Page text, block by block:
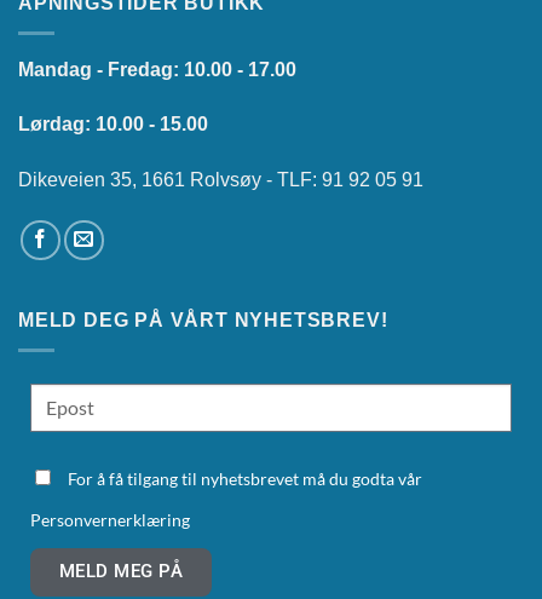
Mandag - Fredag: 10.00 - 17.00
Lørdag: 10.00 - 15.00
Dikeveien 35, 1661 Rolvsøy - TLF: 91 92 05 91
MELD DEG PÅ VÅRT NYHETSBREV!
For å få tilgang til nyhetsbrevet må du godta vår
Personvernerklæring
MELD MEG PÅ